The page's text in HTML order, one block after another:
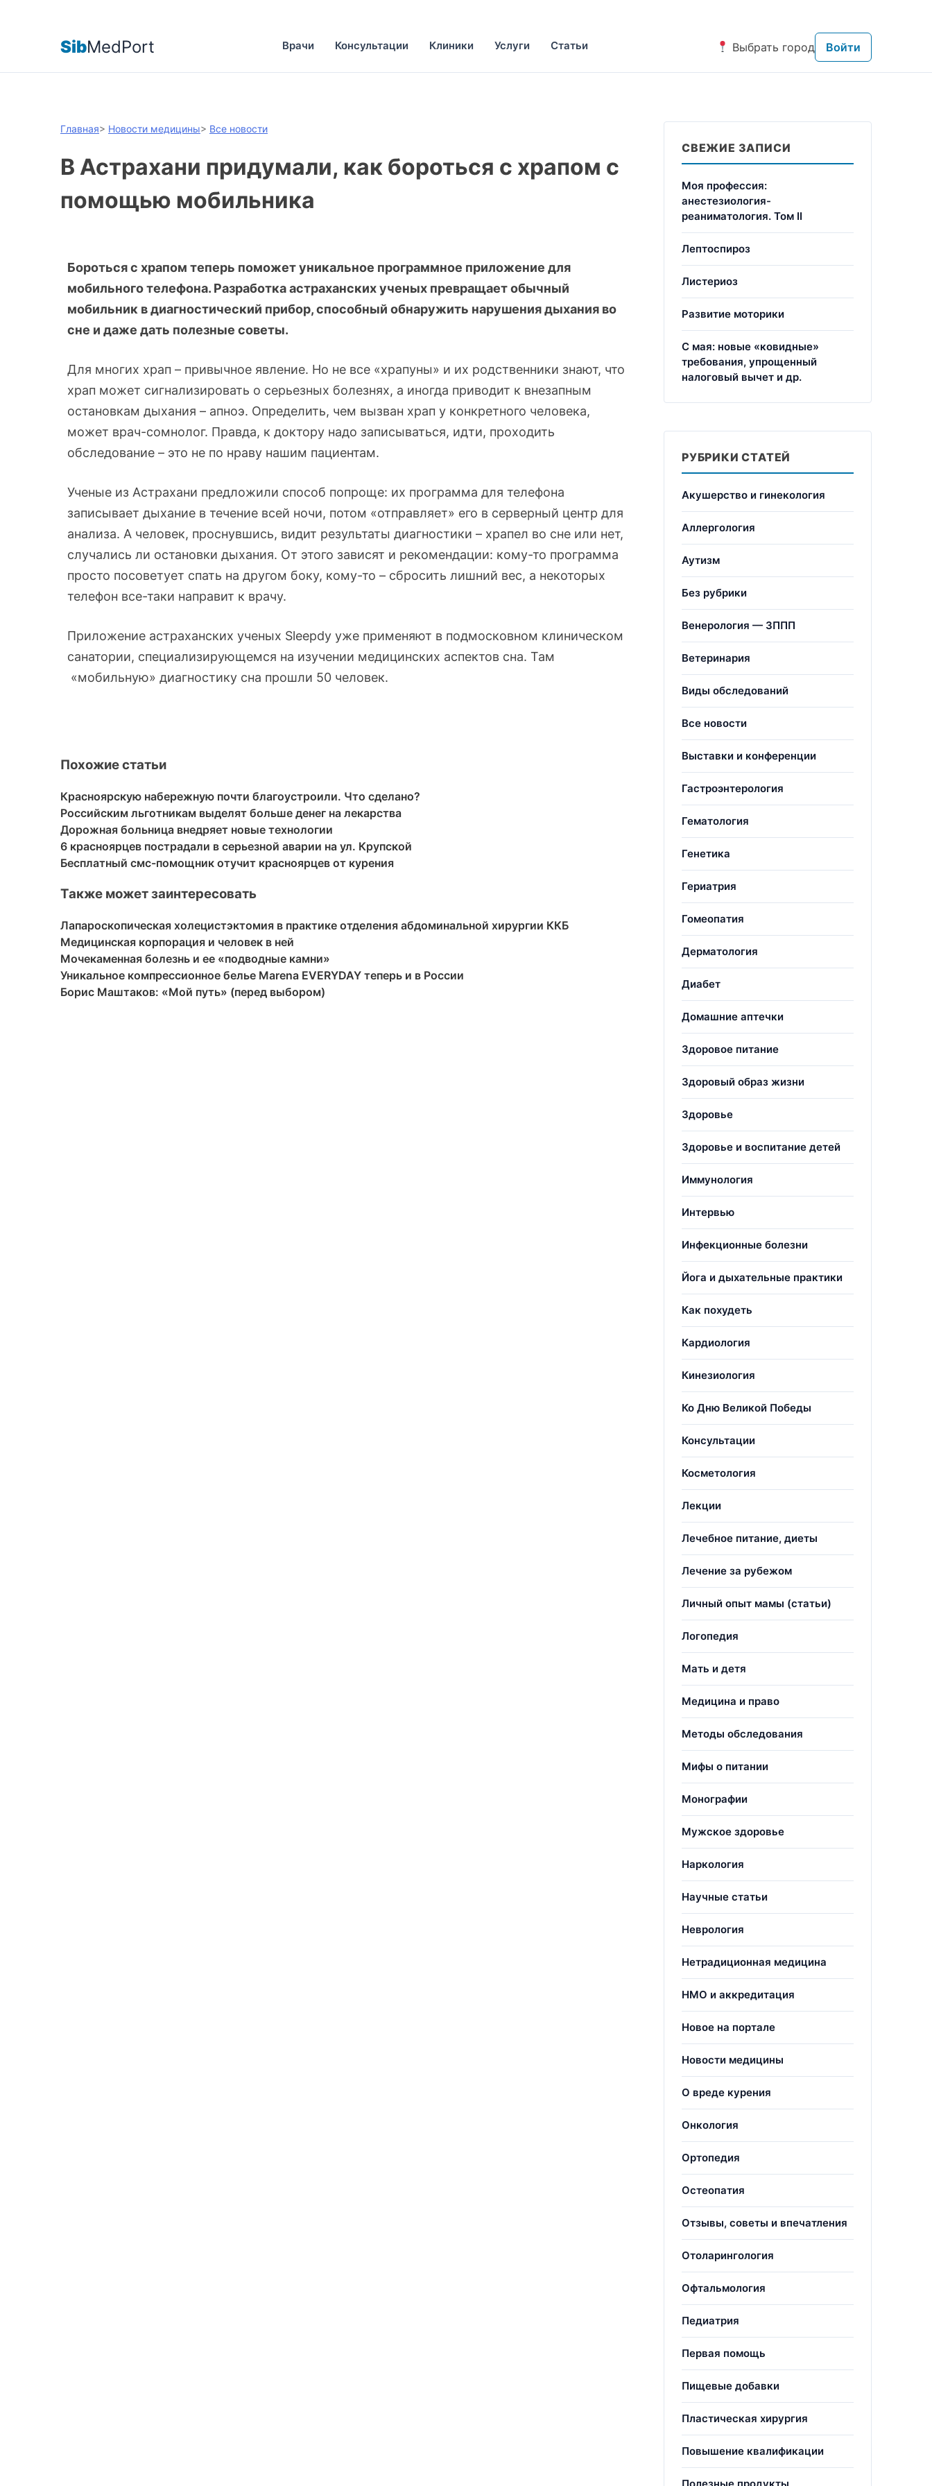
SibMedPort Врачи Консультации Клиники Услуги Статьи Выбрать город Войти
Главная> Новости медицины> Все новости
В Астрахани придумали, как бороться с храпом с
помощью мобильника
Бороться с храпом теперь поможет уникальное программное приложение для
мобильного телефона. Разработка астраханских ученых превращает обычный
мобильник в диагностический прибор, способный обнаружить нарушения дыхания во
сне и даже дать полезные советы.
Для многих храп – привычное явление. Но не все «храпуны» и их родственники знают, что
храп может сигнализировать о серьезных болезнях, а иногда приводит к внезапным
остановкам дыхания – апноэ. Определить, чем вызван храп у конкретного человека,
может врач-сомнолог. Правда, к доктору надо записываться, идти, проходить
обследование – это не по нраву нашим пациентам.
Ученые из Астрахани предложили способ попроще: их программа для телефона
записывает дыхание в течение всей ночи, потом «отправляет» его в серверный центр для
анализа. А человек, проснувшись, видит результаты диагностики – храпел во сне или нет,
случались ли остановки дыхания. От этого зависят и рекомендации: кому-то программа
просто посоветует спать на другом боку, кому-то – сбросить лишний вес, а некоторых
телефон все-таки направит к врачу.
Приложение астраханских ученых Sleepdy уже применяют в подмосковном клиническом
санатории, специализирующемся на изучении медицинских аспектов сна. Там
«мобильную» диагностику сна прошли 50 человек.
Похожие статьи
Красноярскую набережную почти благоустроили. Что сделано?
Российским льготникам выделят больше денег на лекарства
Дорожная больница внедряет новые технологии
6 красноярцев пострадали в серьезной аварии на ул. Крупской
Бесплатный смс-помощник отучит красноярцев от курения
Также может заинтересовать
Лапароскопическая холецистэктомия в практике отделения абдоминальной хирургии ККБ
Медицинская корпорация и человек в ней
Мочекаменная болезнь и ее «подводные камни»
Уникальное компрессионное белье Marena EVERYDAY теперь и в России
Борис Маштаков: «Мой путь» (перед выбором)
СВЕЖИЕ ЗАПИСИ
Моя профессия:
анестезиология-
реаниматология. Том II
Лептоспироз
Листериоз
Развитие моторики
С мая: новые «ковидные»
требования, упрощенный
налоговый вычет и др.
РУБРИКИ СТАТЕЙ
Акушерство и гинекология
Аллергология
Аутизм
Без рубрики
Венерология — ЗППП
Ветеринария
Виды обследований
Все новости
Выставки и конференции
Гастроэнтерология
Гематология
Генетика
Гериатрия
Гомеопатия
Дерматология
Диабет
Домашние аптечки
Здоровое питание
Здоровый образ жизни
Здоровье
Здоровье и воспитание детей
Иммунология
Интервью
Инфекционные болезни
Йога и дыхательные практики
Как похудеть
Кардиология
Кинезиология
Ко Дню Великой Победы
Консультации
Косметология
Лекции
Лечебное питание, диеты
Лечение за рубежом
Личный опыт мамы (статьи)
Логопедия
Мать и детя
Медицина и право
Методы обследования
Мифы о питании
Монографии
Мужское здоровье
Наркология
Научные статьи
Неврология
Нетрадиционная медицина
НМО и аккредитация
Новое на портале
Новости медицины
О вреде курения
Онкология
Ортопедия
Остеопатия
Отзывы, советы и впечатления
Отоларингология
Офтальмология
Педиатрия
Первая помощь
Пищевые добавки
Пластическая хирургия
Повышение квалификации